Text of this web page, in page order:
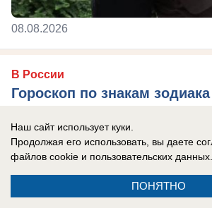
08.08.2026
В России
Гороскоп по знакам зодиака
прислушиваться не только к
собственным ощущениям.
располагает к ...
Наш сайт использует куки.
Продолжая его использовать, вы даете
файлов cookie и пользовательских данных.
ПОНЯТНО